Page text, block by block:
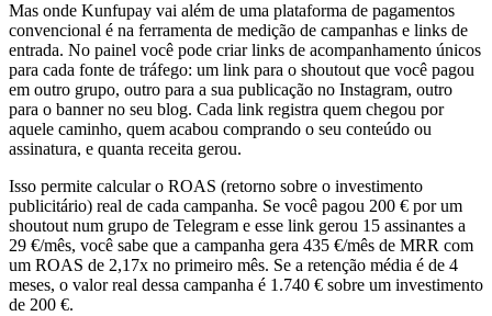
Mas onde Kunfupay vai além de uma plataforma de pagamentos
convencional é na ferramenta de medição de campanhas e links de
entrada. No painel você pode criar links de acompanhamento únicos
para cada fonte de tráfego: um link para o shoutout que você pagou
em outro grupo, outro para a sua publicação no Instagram, outro
para o banner no seu blog. Cada link registra quem chegou por
aquele caminho, quem acabou comprando o seu conteúdo ou
assinatura, e quanta receita gerou.
Isso permite calcular o ROAS (retorno sobre o investimento
publicitário) real de cada campanha. Se você pagou 200 € por um
shoutout num grupo de Telegram e esse link gerou 15 assinantes a
29 €/mês, você sabe que a campanha gera 435 €/mês de MRR com
um ROAS de 2,17x no primeiro mês. Se a retenção média é de 4
meses, o valor real dessa campanha é 1.740 € sobre um investimento
de 200 €.